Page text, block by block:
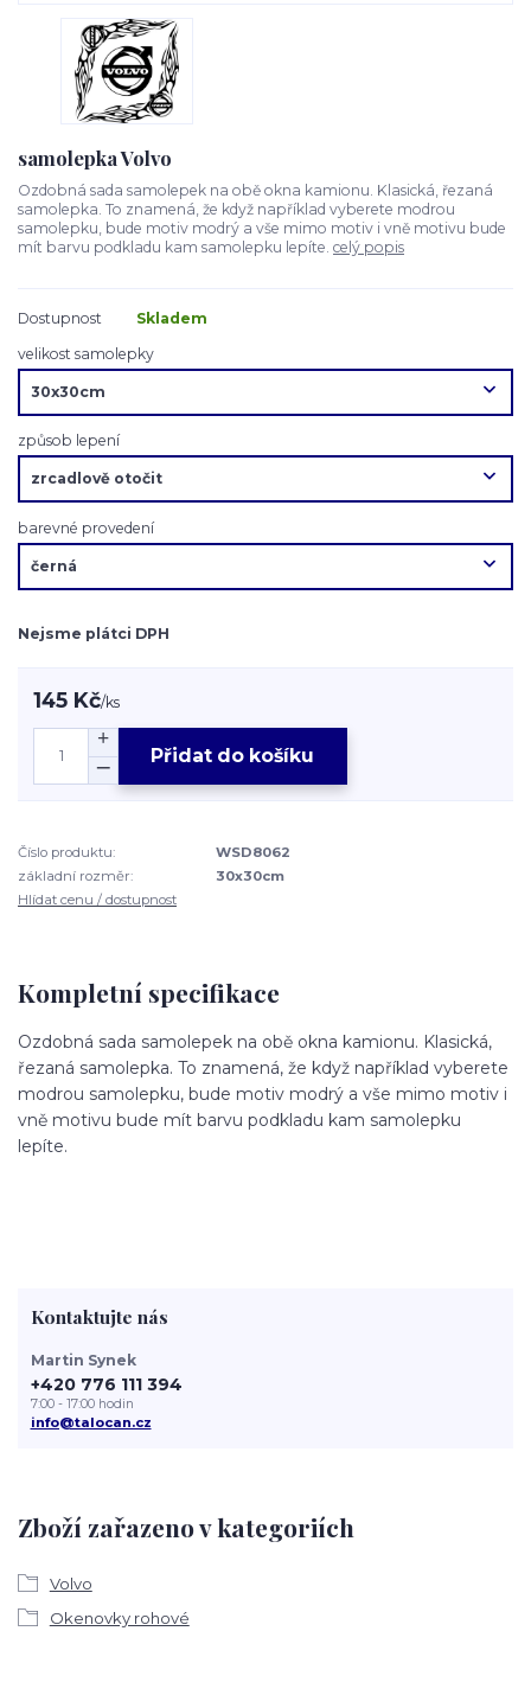
samolepka Volvo
Ozdobná sada samolepek na obě okna kamionu. Klasická, řezaná
samolepka. To znamená, že když například vyberete modrou
samolepku, bude motiv modrý a vše mimo motiv i vně motivu bude
mít barvu podkladu kam samolepku lepíte. celý popis
Dostupnost
Skladem
velikost samolepky
způsob lepení
barevné provedení
Nejsme plátci DPH
145 Kč/ks
Přidat do košíku
Číslo produktu:
WSD8062
základní rozměr:
30x30cm
Hlídat cenu / dostupnost
Kompletní specifikace
Ozdobná sada samolepek na obě okna kamionu. Klasická,
řezaná samolepka. To znamená, že když například vyberete
modrou samolepku, bude motiv modrý a vše mimo motiv i
vně motivu bude mít barvu podkladu kam samolepku
lepíte.
Zboží zařazeno v kategoriích
Volvo
Okenovky rohové
Kontaktujte nás
Martin Synek
+420 776 111 394
7:00 - 17:00 hodin
info@talocan.cz